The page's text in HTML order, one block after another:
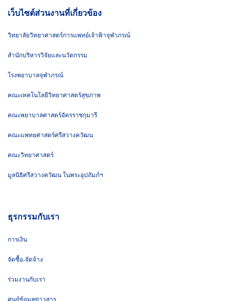
เว็บไซต์ส่วนงานที่เกี่ยวข้อง
วิทยาลัยวิทยาศาสตร์การแพทย์เจ้าฟ้าจุฬาภรณ์
สำนักบริหารวิจัยและนวัตกรรม
โรงพยาบาลจุฬาภรณ์
คณะเทคโนโลยีวิทยาศาสตร์สุขภาพ
คณะพยาบาลศาสตร์อัครราชกุมารี
คณะแพทยศาสตร์ศรีสวางควัฒน
คณะวิทยาศาสตร์
มูลนิธิศรีสวางควัฒน ในพระอุปถัมภ์ฯ
ธุรกรรมกับเรา
การเงิน
จัดซื้อ-จัดจ้าง
ร่วมงานกับเรา
ศูนย์ข้อมูลข่าวสาร